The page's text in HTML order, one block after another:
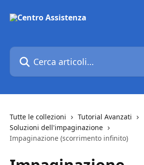
Cerca articoli…
Tutte le collezioni
Tutorial Avanzati
Soluzioni dell'impaginazione
Impaginazione (scorrimento infinito)